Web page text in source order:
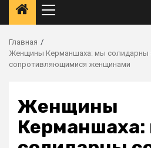
Главная
Женщины Керманшаха: мы солидарны
сопротивляющимися женщинами
Женщины